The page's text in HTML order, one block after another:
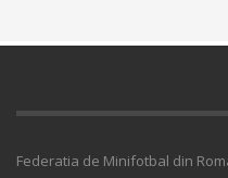
Federatia de Minifotbal din